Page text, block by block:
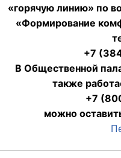
«горячую линию» по
«Формирование
+7
В Общественной
также
+7
можно